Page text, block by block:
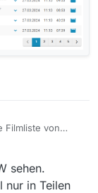
Filmliste von
vor.
17:00 von
Uhr.
2024, 09:09
sehen.
nur in Teilen